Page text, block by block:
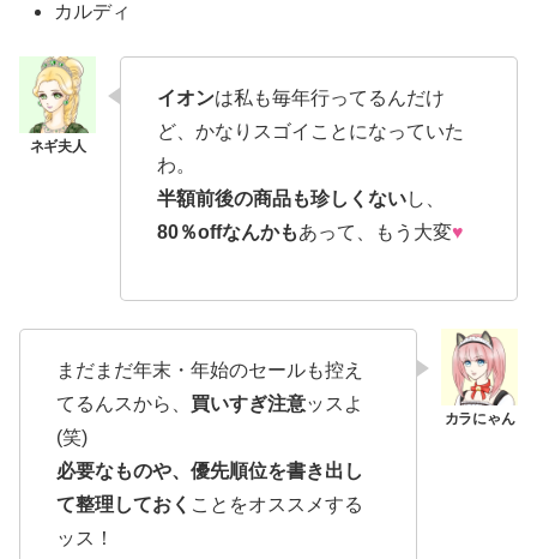
カルディ
イオンは私も毎年行ってるんだけ
ど、かなりスゴイことになっていた
わ。
半額前後の商品も珍しくないし、
80％offなんかもあって、もう大変♥
まだまだ年末・年始のセールも控え
てるんスから、 買いすぎ注意ッスよ
(笑)
必要なものや、優先順位を書き出し
て整理しておく ことをオススメする
ッス！